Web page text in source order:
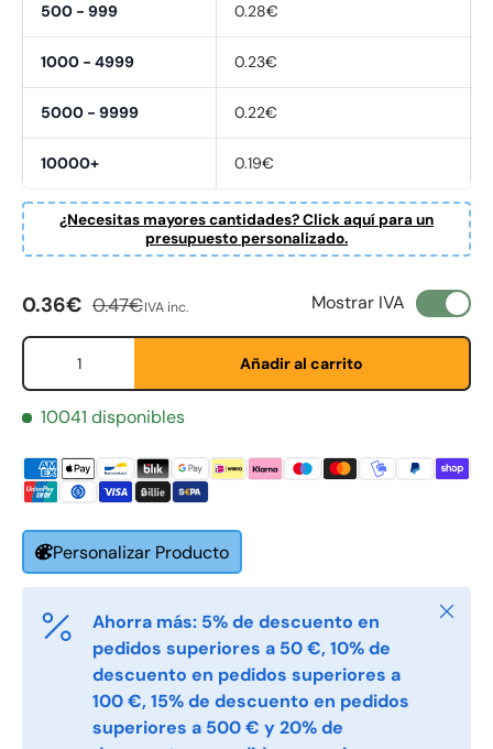
500 - 999 0.28€
1000 - 4999 0.23€
5000 - 9999 0.22€
10000+ 0.19€
¿Necesitas mayores cantidades? Click aquí para un
presupuesto personalizado.
Fornavn *
Etternavn *
E-post *
Telefon
Precio de venta
0.36€ Precio normal
0.47€IVA inc. Mostrar IVA
Cant.
Añadir al carrito
10041 disponibles
Personalizar Producto
Ahorra más: 5% de descuento en
pedidos superiores a 50 €, 10% de
descuento en pedidos superiores a
100 €, 15% de descuento en pedidos
superiores a 500 € y 20% de
Cerrar